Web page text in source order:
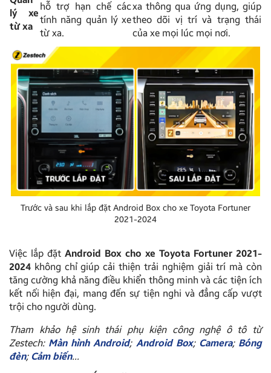
lý xe
từ xa
hỗ trợ hạn chế các
tính năng quản lý xe
từ xa.
xa thông qua ứng dụng, giúp
theo dõi vị trí và trạng thái
của xe mọi lúc mọi nơi.
Trước và sau khi lắp đặt Android Box cho xe Toyota Fortuner
2021-2024
Việc lắp đặt Android Box cho xe Toyota Fortuner 2021-
2024 không chỉ giúp cải thiện trải nghiệm giải trí mà còn
tăng cường khả năng điều khiển thông minh và các tiện ích
kết nối hiện đại, mang đến sự tiện nghi và đẳng cấp vượt
trội cho người dùng.
Tham khảo hệ sinh thái phụ kiện công nghệ ô tô từ
Zestech: Màn hình Android; Android Box; Camera; Bóng
đèn; Cảm biến…